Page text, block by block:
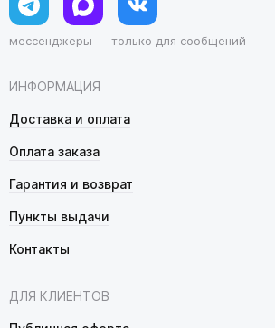
ИНФОРМАЦИЯ
Доставка и оплата
Оплата заказа
Гарантия и возврат
Пункты выдачи
Контакты
ДЛЯ КЛИЕНТОВ
мессенджеры — только для сообщений